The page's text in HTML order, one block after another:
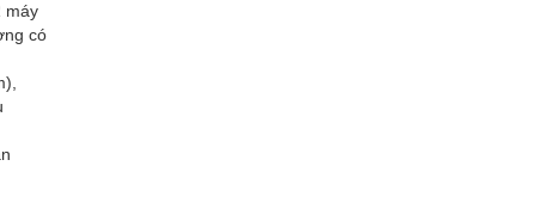
máy
có